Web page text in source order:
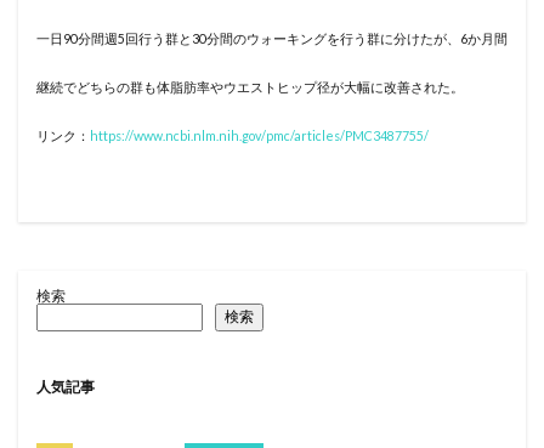
一日90分間週5回行う群と30分間のウォーキングを行う群に分けたが、6か月間
継続でどちらの群も体脂肪率やウエストヒップ径が大幅に改善された。
リンク： https://www.ncbi.nlm.nih.gov/pmc/articles/PMC3487755/
検索
検索
人気記事